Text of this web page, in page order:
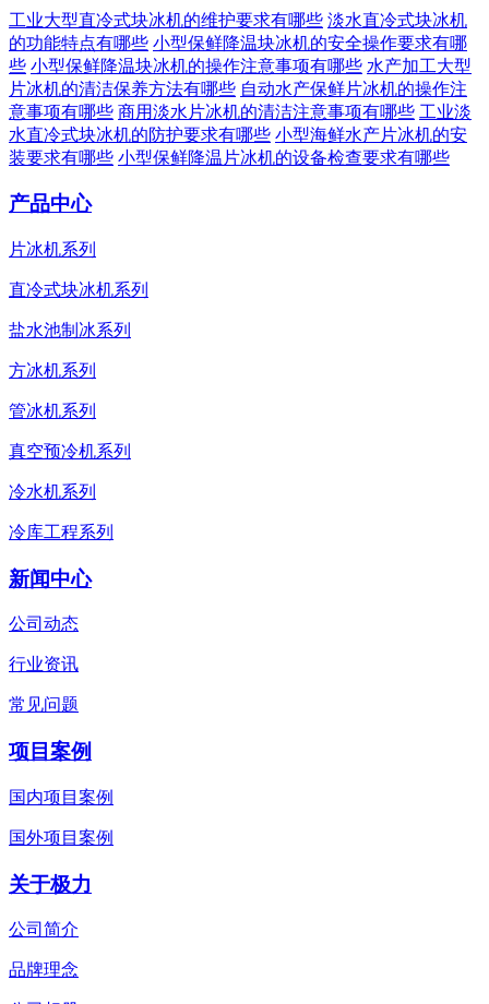
工业大型直冷式块冰机的维护要求有哪些 淡水直冷式块冰机
的功能特点有哪些 小型保鲜降温块冰机的安全操作要求有哪
些 小型保鲜降温块冰机的操作注意事项有哪些 水产加工大型
片冰机的清洁保养方法有哪些 自动水产保鲜片冰机的操作注
意事项有哪些 商用淡水片冰机的清洁注意事项有哪些 工业淡
水直冷式块冰机的防护要求有哪些 小型海鲜水产片冰机的安
装要求有哪些 小型保鲜降温片冰机的设备检查要求有哪些
产品中心
片冰机系列
直冷式块冰机系列
盐水池制冰系列
方冰机系列
管冰机系列
真空预冷机系列
冷水机系列
冷库工程系列
新闻中心
公司动态
行业资讯
常见问题
项目案例
国内项目案例
国外项目案例
关于极力
公司简介
品牌理念